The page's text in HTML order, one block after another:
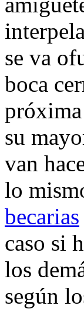
se va
boca
próxima
su
van
lo
becarias
caso si
los
según